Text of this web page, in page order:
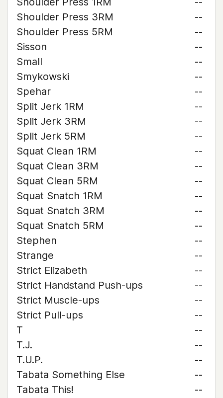
Shoulder Press 3RM
--
Shoulder Press 5RM
--
Sisson
--
Small
--
Smykowski
--
Spehar
--
Split Jerk 1RM
--
Split Jerk 3RM
--
Split Jerk 5RM
--
Squat Clean 1RM
--
Squat Clean 3RM
--
Squat Clean 5RM
--
Squat Snatch 1RM
--
Squat Snatch 3RM
--
Squat Snatch 5RM
--
Stephen
--
Strange
--
Strict Elizabeth
--
Strict Handstand Push-ups
--
Strict Muscle-ups
--
Strict Pull-ups
--
T
--
T.J.
--
T.U.P.
--
Tabata Something Else
--
Tabata This!
--